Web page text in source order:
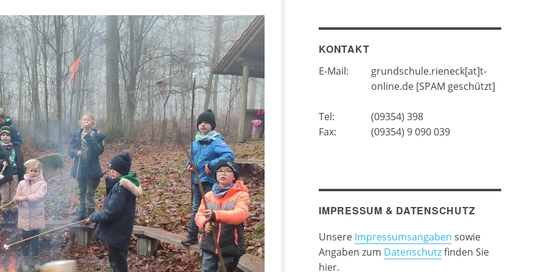
KONTAKT
E-Mail:
grundschule.rieneck[at]t-
online.de [SPAM geschützt]
Tel:
(09354) 398
Fax:
(09354) 9 090 039
IMPRESSUM & DATENSCHUTZ
Unsere Impressumsangaben sowie
Angaben zum Datenschutzfinden Sie
hier.